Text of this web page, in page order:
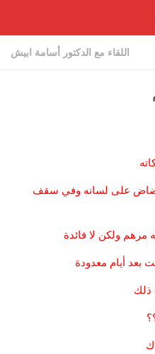
اللقاء مع الدكتور أسامة ابيش
على لسانه وفي سقف
مرهم ولكن لا فائدة
بعد أيام معدودة
ذلك